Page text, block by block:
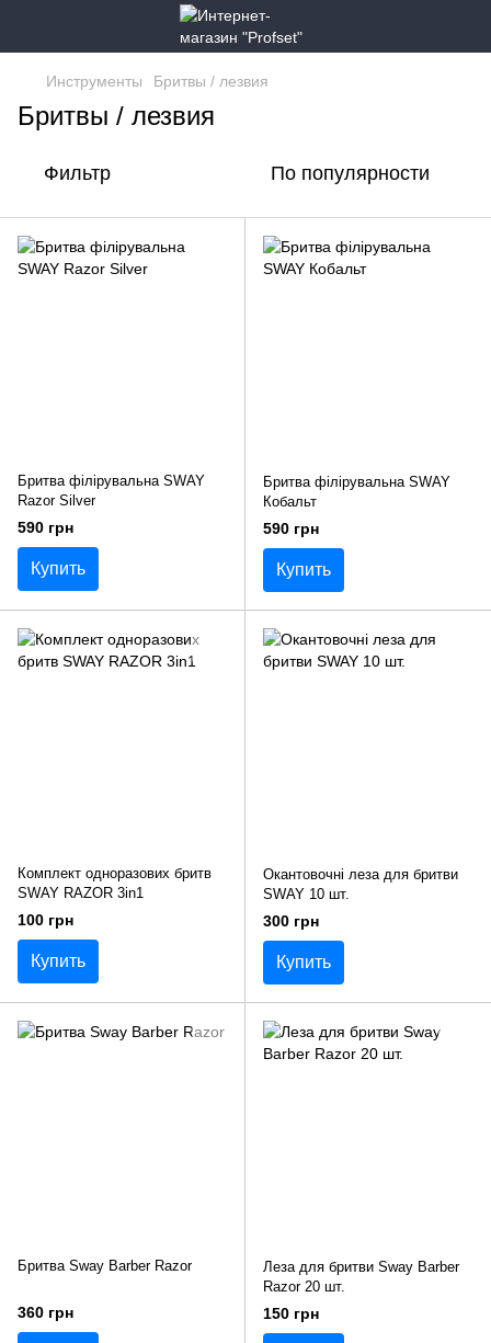
Инструменты Бритвы / лезвия
Бритвы / лезвия
Фильтр По популярности
Бритва філірувальна SWAY
Razor Silver
590 грн
Купить
Бритва філірувальна SWAY
Кобальт
590 грн
Купить
Комплект одноразових бритв
SWAY RAZOR 3in1
100 грн
Купить
Окантовочні леза для бритви
SWAY 10 шт.
300 грн
Купить
Бритва Sway Barber Razor
360 грн
Леза для бритви Sway Barber
Razor 20 шт.
150 грн